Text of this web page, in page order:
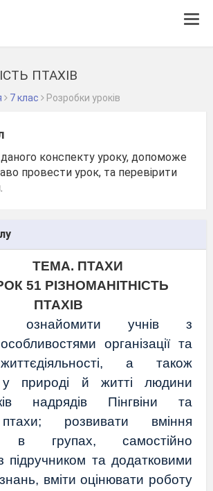
ПТАХІВ
7 клас Розробки уроків
конспекту уроку, допоможе
провести урок, та перевірити
ТЕМА. ПТАХИ
51 РІЗНОМАНІТНІСТЬ
ПТАХІВ
ознайомити учнів з
організації та
а також
у природі й житті людини
надрядів Пінгвіни та
птахи; розвивати вміння
в групах, самостійно
підручником та додатковими
вміти оцінювати роботу